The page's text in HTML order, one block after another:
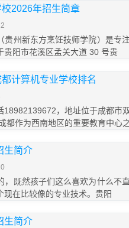
2026年招生简章
贵州新东方烹饪技师学院）是专
贵阳市花溪区孟关大道 30 号贵
计算机专业学校排名
18982139672，地址位于成都市
都作为西南地区的重要教育中心
生简介
，既然孩子们这么喜欢为什么不
在比较像的专业技术。贵阳
生简介